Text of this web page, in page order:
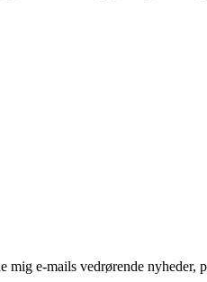
e-mails vedrørende nyheder,